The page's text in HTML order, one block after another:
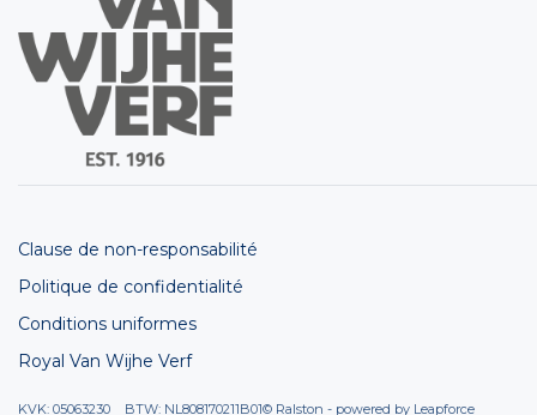
Clause de non-responsabilité
Politique de confidentialité
Conditions uniformes
Royal Van Wijhe Verf
KVK: 05063230 BTW: NL808170211B01© Ralston - powered by Leapforce